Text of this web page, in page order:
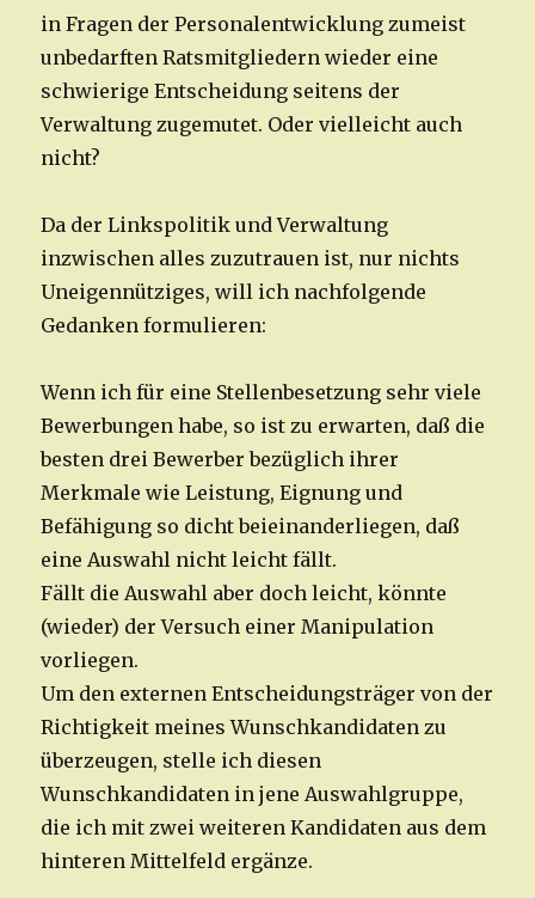
in Fragen der Personalentwicklung zumeist
unbedarften Ratsmitgliedern wieder eine
schwierige Entscheidung seitens der
Verwaltung zugemutet. Oder vielleicht auch
nicht?
Da der Linkspolitik und Verwaltung
inzwischen alles zuzutrauen ist, nur nichts
Uneigennütziges, will ich nachfolgende
Gedanken formulieren:
Wenn ich für eine Stellenbesetzung sehr viele
Bewerbungen habe, so ist zu erwarten, daß die
besten drei Bewerber bezüglich ihrer
Merkmale wie Leistung, Eignung und
Befähigung so dicht beieinanderliegen, daß
eine Auswahl nicht leicht fällt.
Fällt die Auswahl aber doch leicht, könnte
(wieder) der Versuch einer Manipulation
vorliegen.
Um den externen Entscheidungsträger von der
Richtigkeit meines Wunschkandidaten zu
überzeugen, stelle ich diesen
Wunschkandidaten in jene Auswahlgruppe,
die ich mit zwei weiteren Kandidaten aus dem
hinteren Mittelfeld ergänze.